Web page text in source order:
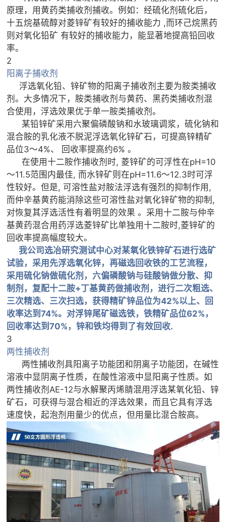
原理，用黄药类捕收剂捕收。例如：经硫化剂硫化后，
十五烷基硫醇对菱锌矿有较好的捕收能力 ,而环己烷黑药
则对氧化铅矿 有较好的捕收能力，能显著地提高铅回收
率。
2
阳离子捕收剂
浮选氧化铅、锌矿物的阳离子捕收剂主要为胺类捕收
剂。大多情况下，胺类捕收剂与黄药、黑药类捕收剂混
合使用，浮选效果优于单一胺类捕收剂。
某铅锌矿采用六聚偏磷酸钠和水玻璃调浆，硫化钠和
混合胺的乳化液不脱泥浮选氧化锌矿石，可提高锌精矿
品位3～4%、 回收率提高约6% 。
在使用十二胺作捕收剂时, 菱锌矿的可浮性在pH=10
～11.5范围内最佳, 而水锌矿则在pH=11.6～12.3时可浮
性较好。但是, 可溶性盐对胺法浮选有强烈的抑制作用,
而仲辛基黄药能消除这些可溶性盐对氧化锌矿物的抑制,
对恢复其浮选活性有着明显的效果 。采用十二胺与仲辛
基黄药混合用药浮选菱锌矿比单独用十二胺时,菱锌矿的
回收率提高幅度较大。
我公司选冶研究测试中心对某氧化铁锌矿石进行选矿
试验，采用先浮选氧化锌，再磁选回收铁的工艺流程，
采用硫化钠做硫化剂，六偏磷酸钠与硅酸钠做分散、抑
制剂，复配十二胺+丁基黄药做捕收剂，进行二次粗选、
三次精选、三次扫选，获得精矿锌品位为42%以上、回
收率达到74%。对浮锌尾矿磁选铁，铁精矿品位62%，
回收率达到70%，锌和铁均得到了有效回收.
3
两性捕收剂
两性捕收剂具阳离子功能团和阴离子功能团，在碱性
溶液中显阴离子性质，在酸性溶液中显阳离子性质。如
两性捕收剂AE-12与水解聚丙烯腈混用浮选某氧化铅、锌
矿石，可获得与混合相近的浮选效果，而且它具有浮选
速度快，起泡剂用量少的优点，但用量比混合胺高。